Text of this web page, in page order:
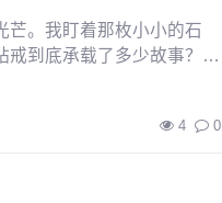
芒。我盯着那枚小小的石
戒到底承载了多少故事？它
4 0